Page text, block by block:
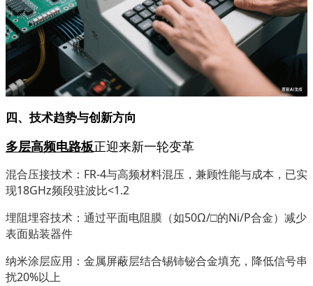
四、技术趋势与创新方向
多层高频电路板正迎来新一轮变革
混合压接技术： FR-4与高频材料混压，兼顾性能与成本，已实
现18GHz频段驻波比<1.2
埋阻埋容技术：通过平面电阻膜（如50Ω/□的Ni/P合金）减少
表面贴装器件
纳米涂层应用：金属屏蔽层结合锡铈铋合金填充，降低信号串
扰20%以上